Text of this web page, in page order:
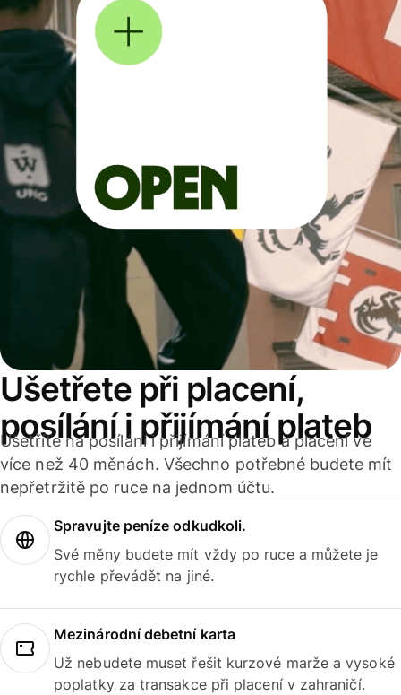
Ušetřete při placení,
posílání i přijímání plateb
Ušetříte na posílání i přijímání plateb a placení ve
více než 40 měnách. Všechno potřebné budete mít
nepřetržitě po ruce na jednom účtu.
Spravujte peníze odkudkoli.
Své měny budete mít vždy po ruce a můžete je
rychle převádět na jiné.
Mezinárodní debetní karta
Už nebudete muset řešit kurzové marže a vysoké
poplatky za transakce při placení v zahraničí.